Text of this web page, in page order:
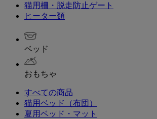
猫用柵・脱走防止ゲート
ヒーター類
ベッド
おもちゃ
すべての商品
猫用ベッド（布団）
夏用ベッド・マット